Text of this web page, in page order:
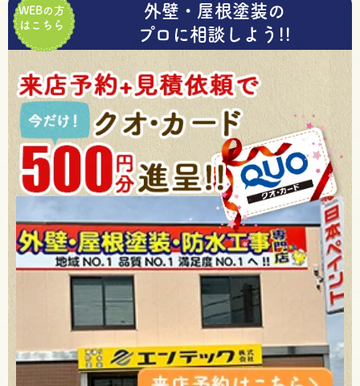
WEBの方
はこちら
外壁・屋根塗装の
プロに相談しよう!!